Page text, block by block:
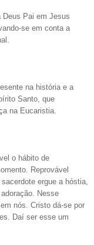
Deus Pai em Jesus
se em conta a
na história e a
Santo, que
na Eucaristia.
o hábito de
Reprovável
ergue a hóstia,
Nesse
nós. Cristo dá-se por
Daí ser esse um